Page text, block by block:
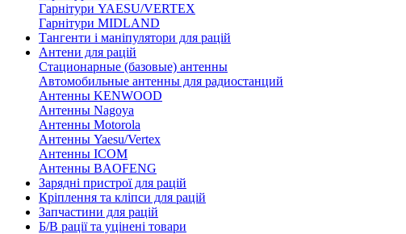
Гарнітури YAESU/VERTEX
Гарнітури MIDLAND
Тангенти і маніпулятори для рацій
Антени для рацій
Стационарные (базовые) антенны
Автомобильные антенны для радиостанций
Антенны KENWOOD
Антенны Nagoya
Антенны Motorola
Антенны Yaesu/Vertex
Антенны ICOM
Антенны BAOFENG
Зарядні пристрої для рацій
Кріплення та кліпси для рацій
Запчастини для рацій
Б/В рації та уцінені товари